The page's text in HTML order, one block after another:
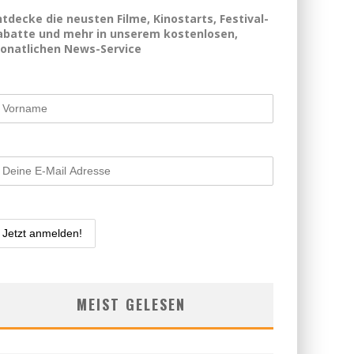
die neusten Filme, Kinostarts, Festival-
und mehr in unserem kostenlosen,
News-Service
MEIST GELESEN